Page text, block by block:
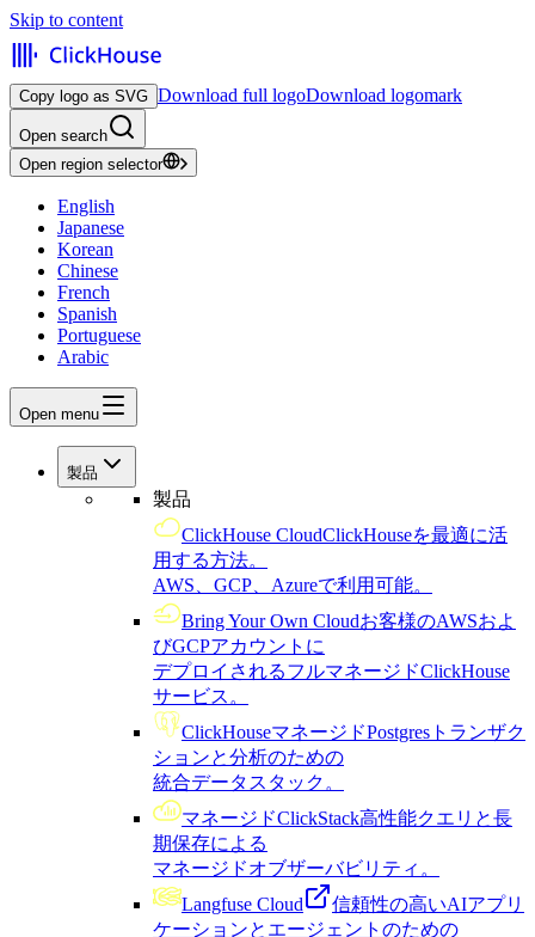
Skip to content
Copy logo as SVG Download full logoDownload logomark
Open search
Open region selector
English
Japanese
Korean
Chinese
French
Spanish
Portuguese
Arabic
Open menu
製品
製品
ClickHouse CloudClickHouseを最適に活
用する方法。
AWS、GCP、Azureで利用可能。
Bring Your Own Cloudお客様のAWSおよ
びGCPアカウントに
デプロイされるフルマネージドClickHouse
サービス。
ClickHouseマネージドPostgres トランザク
ションと分析のための
統合データスタック。
マネージドClickStack高性能クエリと長
期保存による
マネージドオブザーバビリティ。
Langfuse Cloud
信頼性の高いAIアプリ
ケーションとエージェントのための